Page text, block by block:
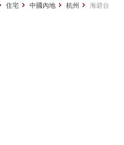
住宅 中國內地 杭州 海碧台